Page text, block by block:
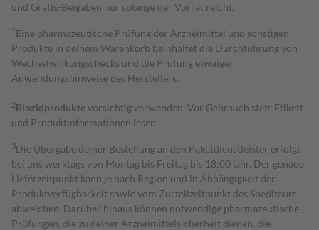
und Gratis-Beigaben nur solange der Vorrat reicht.
1 Eine pharmazeutische Prüfung der Arzneimittel und sonstigen
Produkte in deinem Warenkorb beinhaltet die Durchführung von
Wechselwirkungschecks und die Prüfung etwaiger
Anwendungshinweise des Herstellers.
2Biozidproduktevorsichtig verwenden. Vor Gebrauch stets Etikett
und Produktinformationen lesen.
3Die Übergabe deiner Bestellung an den Paketdienstleister erfolgt
bei uns werktags von Montag bis Freitag bis 18:00 Uhr. Der genaue
Lieferzeitpunkt kann je nach Region und in Abhängigkeit der
Produktverfügbarkeit sowie vom Zustellzeitpunkt des Spediteurs
abweichen. Darüber hinaus können notwendige pharmazeutische
Prüfungen, die zu deiner Arzneimittelsicherheit dienen, die